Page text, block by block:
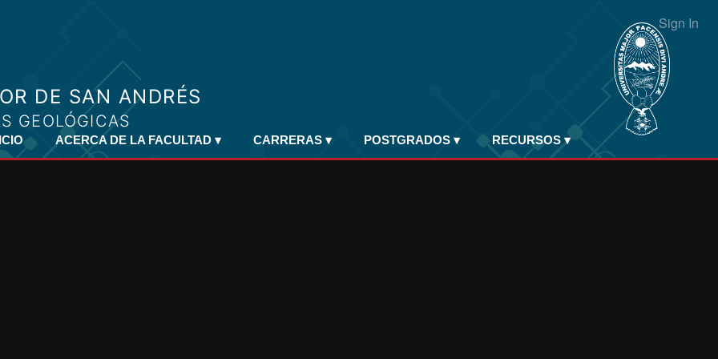
Sign In
ACERCA DE LA FACULTAD ▾ CARRERAS ▾ POSTGRADOS ▾ RECURSOS ▾